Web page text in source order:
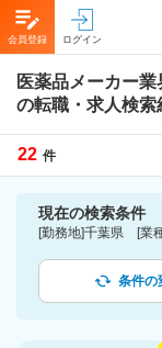
会員登録 ログイン
医薬品メーカー業
の転職・求人検索
22 件
現在の検索条件
条件の